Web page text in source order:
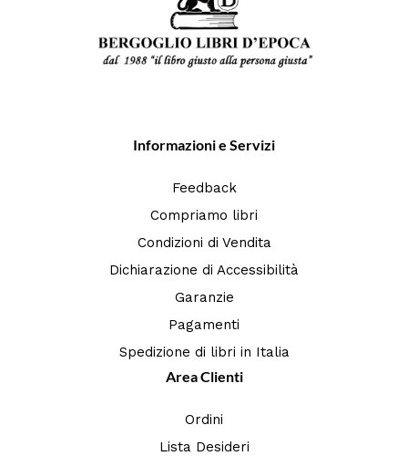
Informazioni e Servizi
Feedback
Compriamo libri
Condizioni di Vendita
Dichiarazione di Accessibilità
Garanzie
Pagamenti
Spedizione di libri in Italia
Area Clienti
Ordini
Lista Desideri